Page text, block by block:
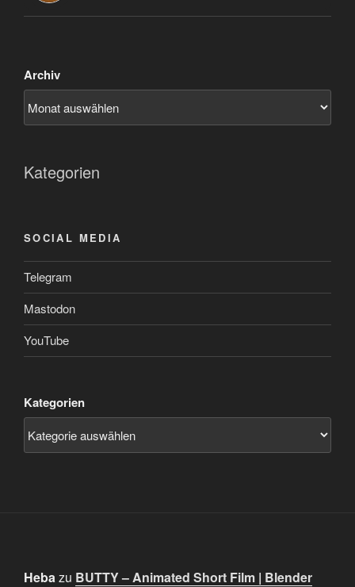
Archiv
Kategorien
SOCIAL MEDIA
Telegram
Mastodon
YouTube
Kategorien
Hebazu BUTTY – Animated Short Film | Blender